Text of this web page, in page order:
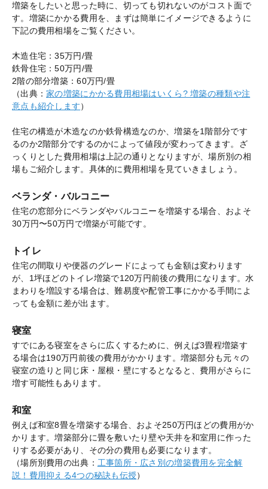
増築をしたいと思った時に、切っても切れないのがコスト面で
す。増築にかかる費用を、まずは簡単にイメージできるように
下記の費用相場をご覧ください。
木造住宅：35万円/畳
鉄骨住宅：50万円/畳
2階の部分増築：60万円/畳
（出典：家の増築にかかる費用相場はいくら? 増築の種類や注
意点も紹介します）
住宅の構造が木造なのか鉄骨構造なのか、増築を1階部分です
るのか2階部分でするのかによって値段が変わってきます。ざ
っくりとした費用相場は上記の通りとなりますが、場所別の相
場もご紹介します。具体的に費用相場を見ていきましょう。
ベランダ・バルコニー
住宅の窓部分にベランダやバルコニーを増築する場合、およそ
30万円〜50万円で増築が可能です。
トイレ
住宅の間取りや便器のグレードによっても金額は変わります
が、1坪ほどのトイレ増築で120万円前後の費用になります。水
まわりを増設する場合は、難易度や配管工事にかかる手間によ
っても金額に差が出ます。
寝室
すでにある寝室をさらに広くするために、例えば3畳程増築す
る場合は190万円前後の費用がかかります。増築部分も元々の
寝室の造りと同じ床・屋根・壁にするとなると、費用がさらに
増す可能性もあります。
和室
例えば和室8畳を増築する場合、およそ250万円ほどの費用がか
かります。増築部分に畳を敷いたり壁や天井を和室用に作った
りする必要があり、その分の費用も必要になります。
（場所別費用の出典： 工事箇所・広さ別の増築費用を完全解
説！費用抑える4つの秘訣も伝授）